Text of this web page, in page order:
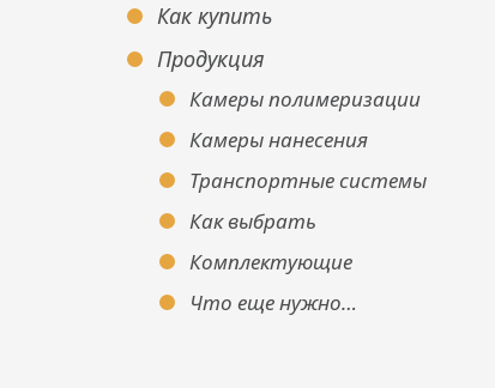
Как купить
Продукция
Камеры полимеризации
Камеры нанесения
Транспортные системы
Как выбрать
Комплектующие
Что еще нужно…